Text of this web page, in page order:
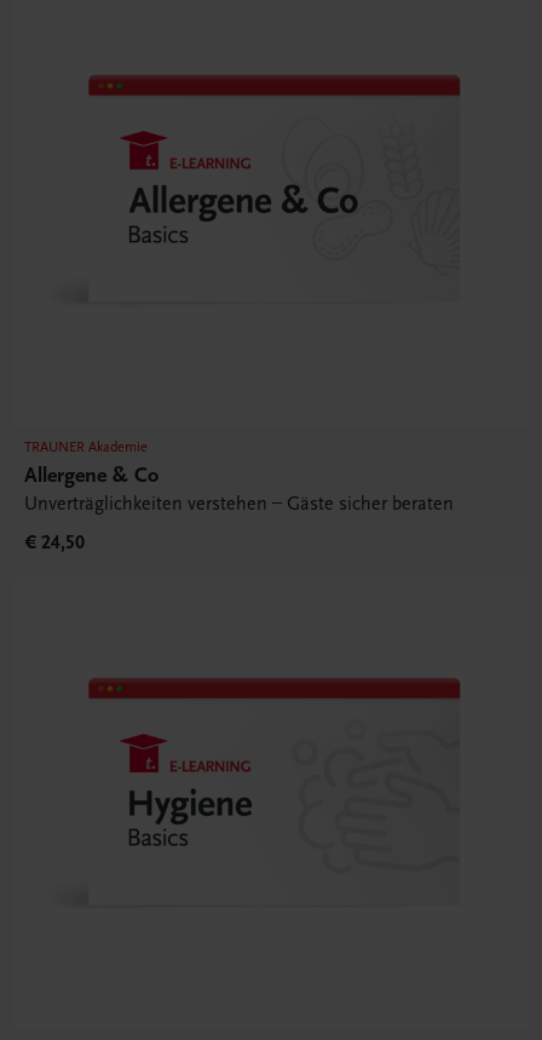
TRAUNER Akademie
Allergene & Co
Unverträglichkeiten verstehen – Gäste sicher beraten
€ 24,50